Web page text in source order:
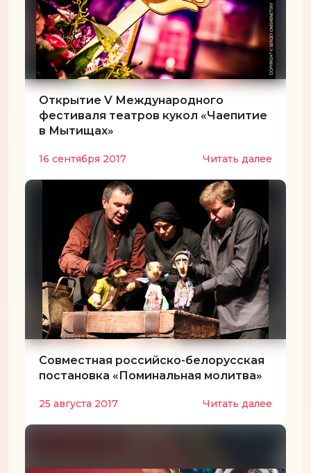
Открытие V Международного
фестиваля театров кукол «Чаепитие
в Мытищах»
16 сентября 2017 Читать далее
Совместная российско-белорусская
постановка «Поминальная молитва»
25 августа 2017 Читать далее